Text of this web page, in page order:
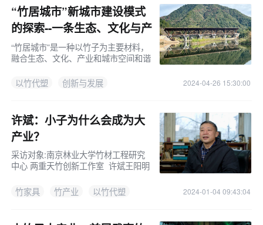
“竹居城市”新城市建设模式
的探索--一条生态、文化与产
业创新的融合之路
“竹居城市”是一种以竹子为主要材料，
融合生态、文化、产业和城市空间和谐
化赋能、存量替换和增量添彩三个方
面。评价标准包括竹材应用、
以竹代塑 创新与发展 2024-04-26 15:30:00
许斌：小子为什么会成为大
产业？
采访对象:南京林业大学竹材工程研究
中心 两重天竹创新工作室 许斌王阳明
来格竹悟悟竹产业高值化发展之路。
竹家具 竹产业 以竹代塑 2024-01-04 09:43:04